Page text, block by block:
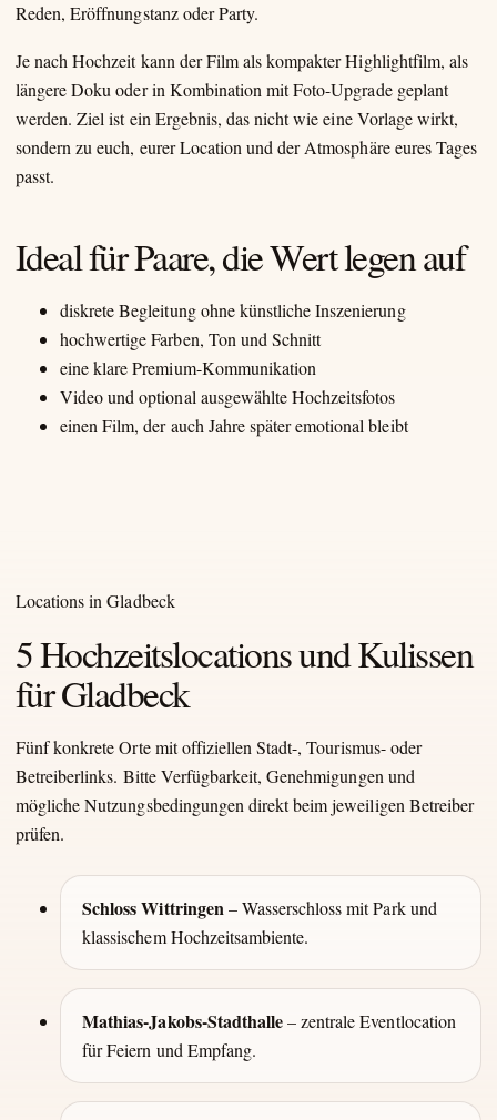
Reden, Eröffnungstanz oder Party.
Je nach Hochzeit kann der Film als kompakter Highlightfilm, als
längere Doku oder in Kombination mit Foto-Upgrade geplant
werden. Ziel ist ein Ergebnis, das nicht wie eine Vorlage wirkt,
sondern zu euch, eurer Location und der Atmosphäre eures Tages
passt.
Ideal für Paare, die Wert legen auf
diskrete Begleitung ohne künstliche Inszenierung
hochwertige Farben, Ton und Schnitt
eine klare Premium-Kommunikation
Video und optional ausgewählte Hochzeitsfotos
einen Film, der auch Jahre später emotional bleibt
Locations in Gladbeck
5 Hochzeitslocations und Kulissen
für Gladbeck
Fünf konkrete Orte mit offiziellen Stadt-, Tourismus- oder
Betreiberlinks. Bitte Verfügbarkeit, Genehmigungen und
mögliche Nutzungsbedingungen direkt beim jeweiligen Betreiber
prüfen.
Schloss Wittringen– Wasserschloss mit Park und
klassischem Hochzeitsambiente.
Mathias-Jakobs-Stadthalle– zentrale Eventlocation
für Feiern und Empfang.